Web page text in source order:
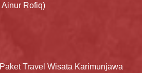
Ainur Rofiq)
Travel Wisata Karimunjawa